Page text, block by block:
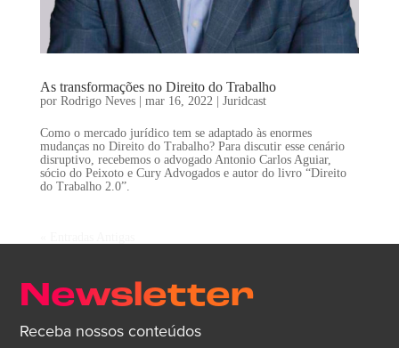
As transformações no Direito do Trabalho
por Rodrigo Neves| mar 16, 2022 Juridcast
Como o mercado jurídico tem se adaptado às enormes
mudanças no Direito do Trabalho? Para discutir esse cenário
disruptivo, recebemos o advogado Antonio Carlos Aguiar,
sócio do Peixoto e Cury Advogados e autor do livro “Direito
do Trabalho 2.0”.
Newsletter
Receba nossos conteúdos